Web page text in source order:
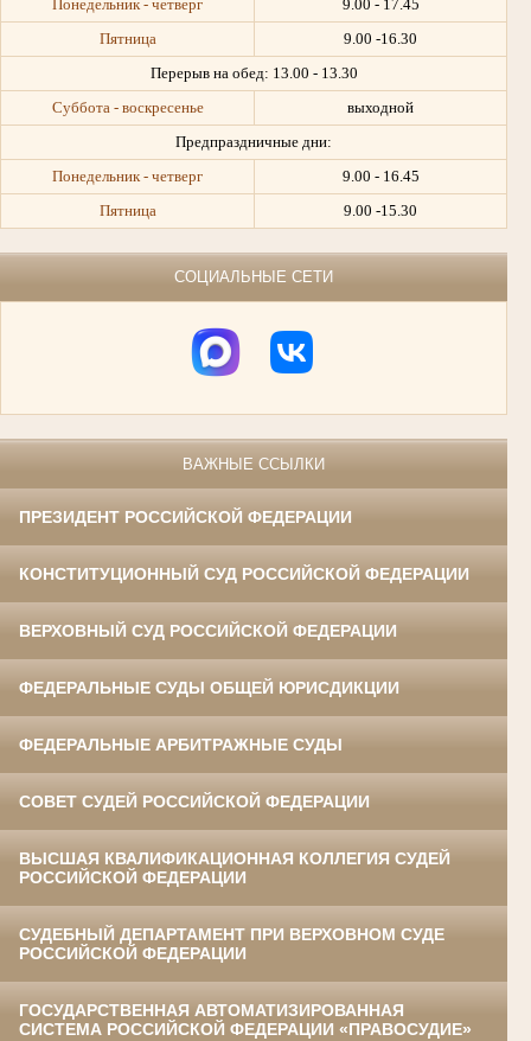
Понедельник - четверг
9.00 - 17.45
Пятница
9.00 -16.30
Перерыв на обед: 13.00 - 13.30
Суббота - воскресенье
выходной
Предпраздничные дни:
Понедельник - четверг
9.00 - 16.45
Пятница
9.00 -15.30
СОЦИАЛЬНЫЕ СЕТИ
ВАЖНЫЕ ССЫЛКИ
ПРЕЗИДЕНТ РОССИЙСКОЙ ФЕДЕРАЦИИ
КОНСТИТУЦИОННЫЙ СУД РОССИЙСКОЙ ФЕДЕРАЦИИ
ВЕРХОВНЫЙ СУД РОССИЙСКОЙ ФЕДЕРАЦИИ
ФЕДЕРАЛЬНЫЕ СУДЫ ОБЩЕЙ ЮРИСДИКЦИИ
ФЕДЕРАЛЬНЫЕ АРБИТРАЖНЫЕ СУДЫ
СОВЕТ СУДЕЙ РОССИЙСКОЙ ФЕДЕРАЦИИ
ВЫСШАЯ КВАЛИФИКАЦИОННАЯ КОЛЛЕГИЯ СУДЕЙ
РОССИЙСКОЙ ФЕДЕРАЦИИ
СУДЕБНЫЙ ДЕПАРТАМЕНТ ПРИ ВЕРХОВНОМ СУДЕ
РОССИЙСКОЙ ФЕДЕРАЦИИ
ГОСУДАРСТВЕННАЯ АВТОМАТИЗИРОВАННАЯ
СИСТЕМА РОССИЙСКОЙ ФЕДЕРАЦИИ «ПРАВОСУДИЕ»